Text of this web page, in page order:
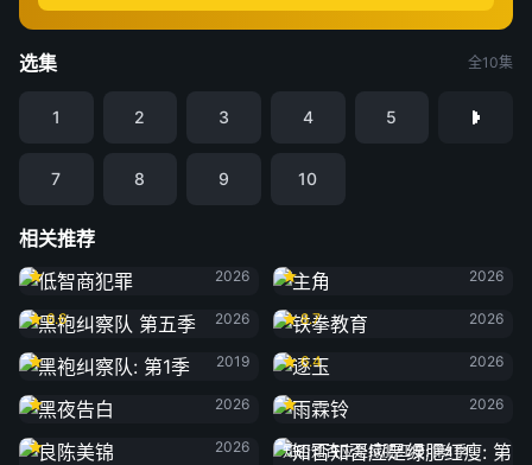
选集 全10集
1 2 3 4 5
7 8 9 10
相关推荐
低智商犯罪
2026
2026
黑袍纠察队 第五季
6.6
2026
铁拳教育
8.7
2026
黑袍纠察队: 第1季
2019
逐玉
6.4
2026
黑夜告白
2026
雨霖铃
2026
良陈美锦
2026
知否知否应是绿肥红瘦: 第1季